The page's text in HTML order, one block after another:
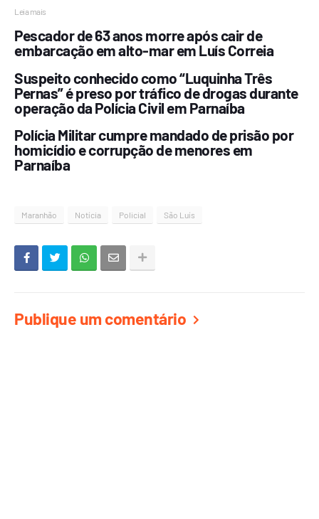
Leia mais
Pescador de 63 anos morre após cair de
embarcação em alto-mar em Luís Correia
Suspeito conhecido como “Luquinha Três
Pernas” é preso por tráfico de drogas durante
operação da Polícia Civil em Parnaíba
Polícia Militar cumpre mandado de prisão por
homicídio e corrupção de menores em
Parnaíba
Maranhão Notícia Policial São Luís
Publique um comentário